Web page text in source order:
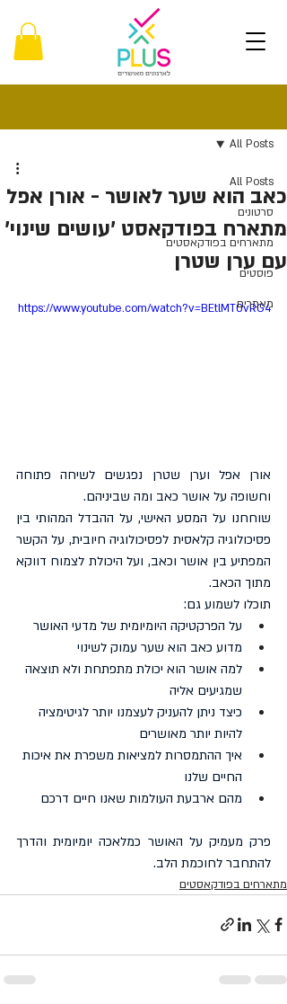
All Posts
סרטונים
מתארחים בפודקאסטים
פוסטים
מאמרים
All Posts
כאב הוא שער לאושר - אורן אפל
מתארח בפודקאסט 'עושים שינוי'
עם ערן שטרן
https://www.youtube.com/watch?v=BEtlMT0vRG4
וחשופה על אושר כאב ומה שביניהם.
מתוך הכאב.
תוכלו לשמוע גם:
על הפרקטיקה היומיומית של מדעי האושר
מדוע כאב הוא שער עמוק לשינוי
למה אושר הוא יכולת מתפתחת ולא תוצאה
שמגיעים אליה
כיצד ניתן להעניק לעצמנו יותר לגיטימציה
להיות יותר מאושרים
איך ההתמסרות למציאות משפרת את איכות
החיים שלנו
מהם ארבעת העולמות שאנו חיים דרכם
להתחבר לחוכמת הלב.
מתארחים בפודקאסטים